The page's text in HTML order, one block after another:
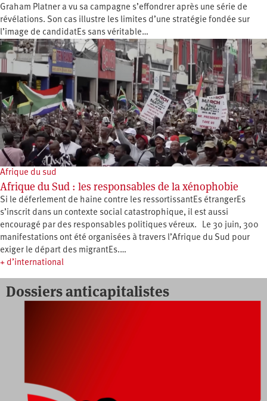
Graham Platner a vu sa campagne s’effondrer après une série de
révélations. Son cas illustre les limites d’une stratégie fondée sur
l’image de candidatEs sans véritable…
Afrique du sud
Afrique du Sud : les responsables de la xénophobie
Si le déferlement de haine contre les ressortissantEs étrangerEs
s’inscrit dans un contexte social catastrophique, il est aussi
encouragé par des responsables politiques véreux. Le 30 juin, 300
manifestations ont été organisées à travers l’Afrique du Sud pour
exiger le départ des migrantEs.…
+ d’international
Dossiers anticapitalistes